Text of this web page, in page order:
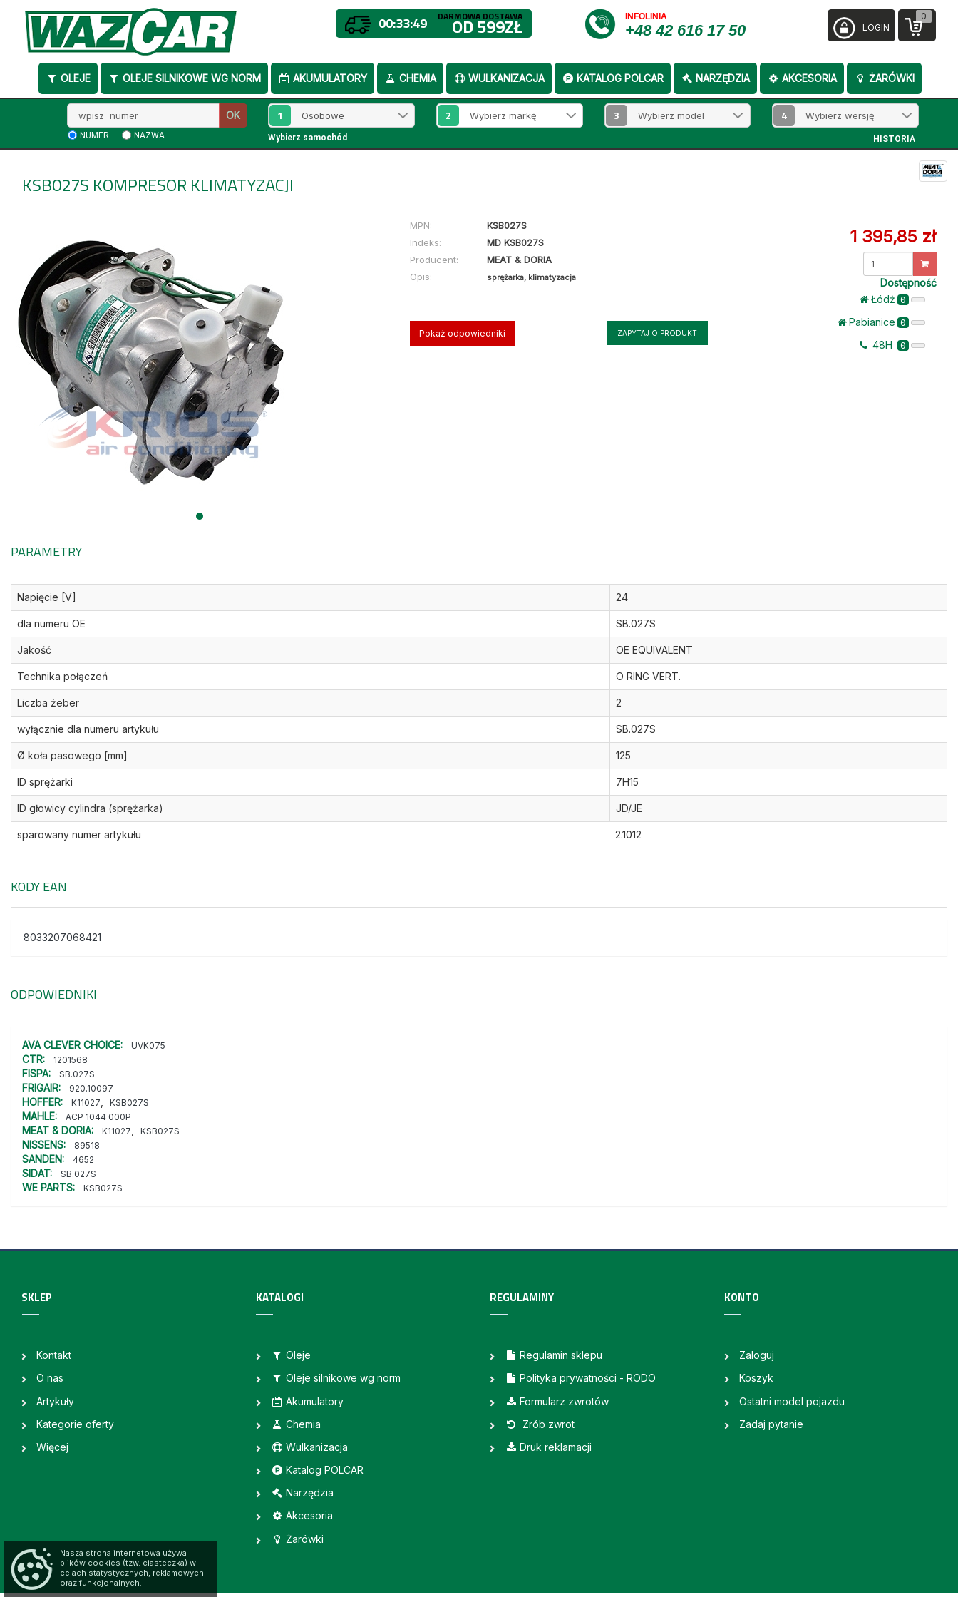
00:33:48 DARMOWA DOSTAWA
OD 599ZŁ INFOLINIA
+48 42 616 17 50
OLEJE OLEJE SILNIKOWE WG NORM AKUMULATORY CHEMIA WULKANIZACJA KATALOG POLCAR NARZĘDZIA AKCESORIA ŻARÓWKI
0
LOGIN
numer
OK
NUMER NAZWA
1 2 3 4
Wybierz samochód HISTORIA
KSB027S KOMPRESOR KLIMATYZACJI
MPN:
KSB027S
Indeks:
MD KSB027S
Producent:
MEAT & DORIA
Opis:
sprężarka, klimatyzacja
Pokaż odpowiedniki ZAPYTAJ O PRODUKT
1 395,85 zł
Dostępność
Łódż 0
Pabianice 0
48H 0
PARAMETRY
Napięcie [V] 24
dla numeru OE SB.027S
Jakość OE EQUIVALENT
Technika połączeń O RING VERT.
Liczba żeber 2
wyłącznie dla numeru artykułu SB.027S
Ø koła pasowego [mm] 125
ID sprężarki 7H15
ID głowicy cylindra (sprężarka) JD/JE
sparowany numer artykułu 2.1012
KODY EAN
8033207068421
ODPOWIEDNIKI
AVA CLEVER CHOICE: UVK075
CTR: 1201568
FISPA: SB.027S
FRIGAIR: 920.10097
HOFFER: K11027 KSB027S
MAHLE: ACP 1044 000P
MEAT & DORIA: K11027 KSB027S
NISSENS: 89518
SANDEN: 4652
SIDAT: SB.027S
WE PARTS: KSB027S
SKLEP
Kontakt
O nas
Artykuły
Kategorie oferty
Więcej
KATALOGI
Oleje
Oleje silnikowe wg norm
Akumulatory
Chemia
Wulkanizacja
Katalog POLCAR
Narzędzia
Akcesoria
Żarówki
REGULAMINY
Regulamin sklepu
Polityka prywatności - RODO
Formularz zwrotów
Zrób zwrot
Druk reklamacji
KONTO
Zaloguj
Koszyk
Ostatni model pojazdu
Zadaj pytanie
Nasza strona internetowa używa
plików cookies (tzw. ciasteczka) w
celach statystycznych, reklamowych
oraz funkcjonalnych.